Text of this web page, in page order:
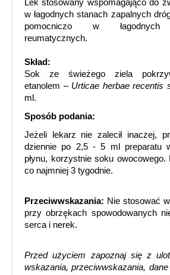
Lek stosowany wspomagająco do
w łagodnych stanach zapalnych
pomocniczo w łagodnych
reumatycznych.
Skład:
Sok ze świeżego ziela
etanolem – Urticae herbae recentis
ml.
Sposób podania:
Jeżeli lekarz nie zalecił inaczej,
dziennie po 2,5 - 5 ml preparatu
płynu, korzystnie soku owocowego.
co najmniej 3 tygodnie.
Przeciwwskazania: Nie stosować
przy obrzękach spowodowanych
serca i nerek.
Przed użyciem zapoznaj się z
wskazania, przeciwwskazania, dane